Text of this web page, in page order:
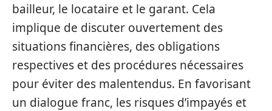
bailleur, le locataire et le garant. Cela
implique de discuter ouvertement des
situations financières, des obligations
respectives et des procédures nécessaires
pour éviter des malentendus. En favorisant
un dialogue franc, les risques d’impayés et